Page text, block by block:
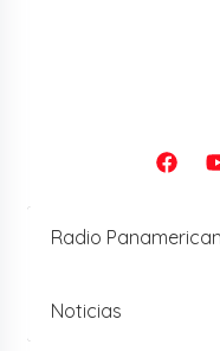
Radio
Noticias